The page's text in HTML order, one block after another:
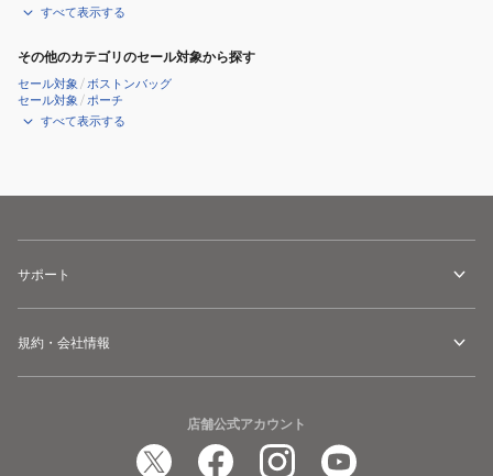
すべて表示する
その他のカテゴリのセール対象から探す
セール対象 /ボストンバッグ
セール対象 /ポーチ
すべて表示する
サポート
規約・会社情報
店舗公式アカウント